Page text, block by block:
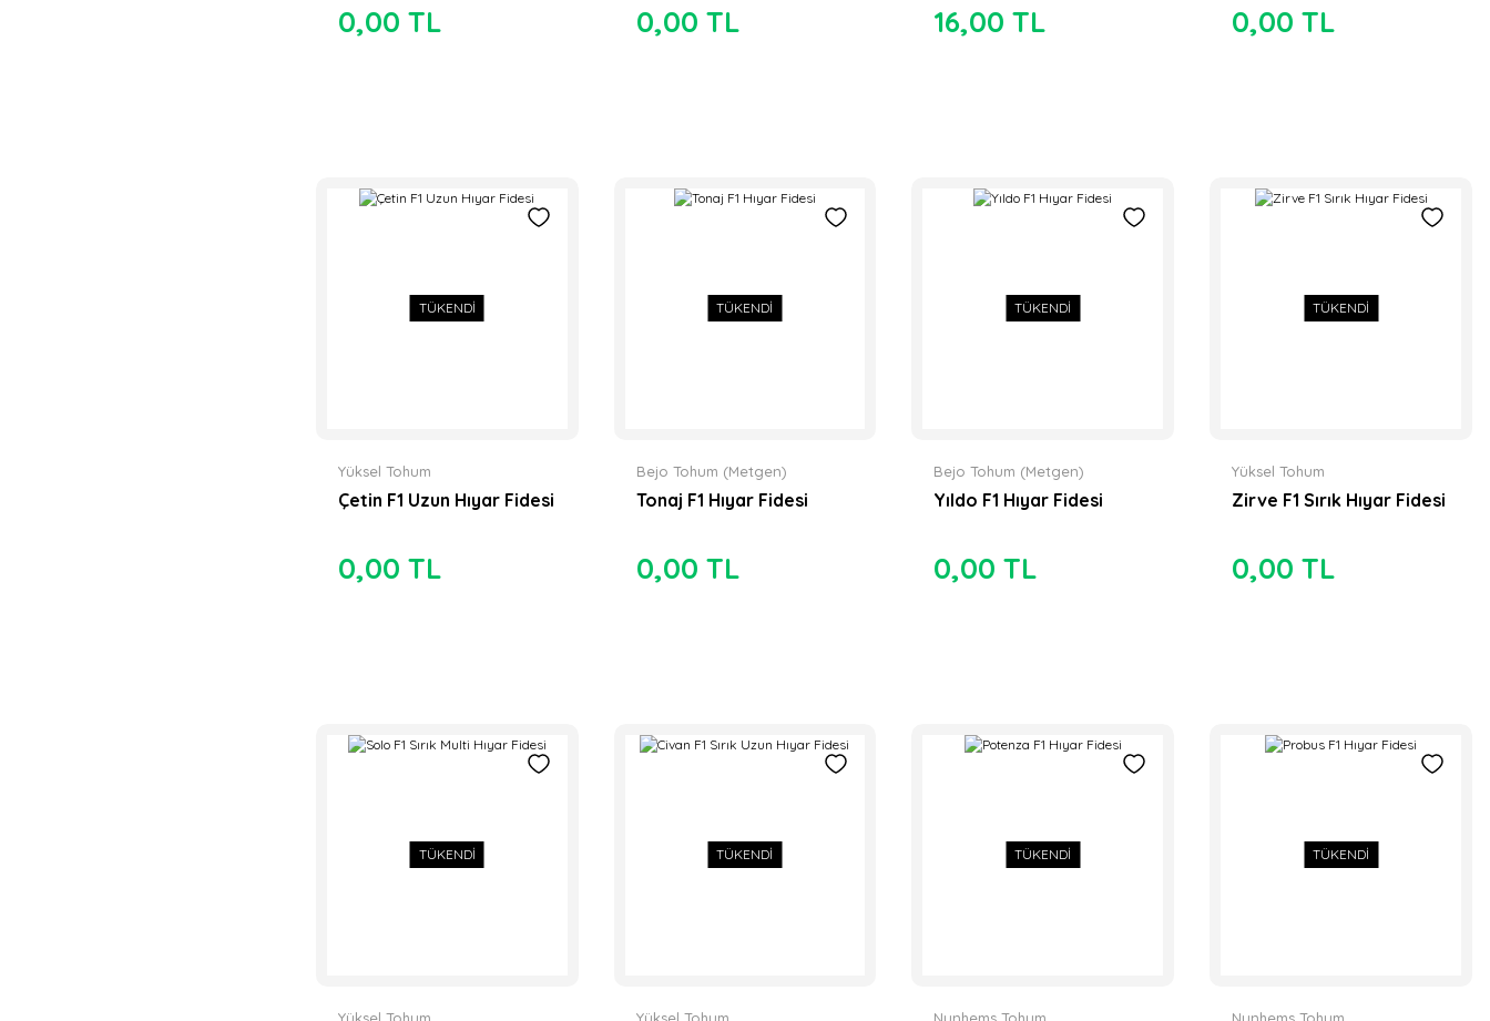
0,00 TL 0,00 TL 16,00 TL 0,00 TL
TÜKENDİ
Yüksel Tohum
Çetin F1 Uzun Hıyar Fidesi
0,00 TL
TÜKENDİ
Bejo Tohum (Metgen)
Tonaj F1 Hıyar Fidesi
0,00 TL
TÜKENDİ
Bejo Tohum (Metgen)
Yıldo F1 Hıyar Fidesi
0,00 TL
TÜKENDİ
Yüksel Tohum
Zirve F1 Sırık Hıyar Fidesi
0,00 TL
TÜKENDİ
Yüksel Tohum
TÜKENDİ
Yüksel Tohum
TÜKENDİ
Nunhems Tohum
TÜKENDİ
Nunhems Tohum